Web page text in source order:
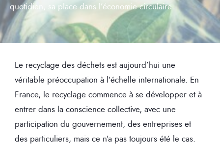
quotidien, sa place dans l’économie circulaire
Le recyclage des déchets est aujourd’hui une
véritable préoccupation à l’échelle internationale. En
France, le recyclage commence à se développer et à
entrer dans la conscience collective, avec une
participation du gouvernement, des entreprises et
des particuliers, mais ce n’a pas toujours été le cas.